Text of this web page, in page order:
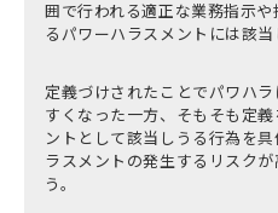
囲で行われる適正な業務指示
るパワーハラスメントには該
定義づけされたことでパワハ
すくなった一方、そもそも定
ントとして該当しうる行為を
ラスメントの発生するリスク
う。